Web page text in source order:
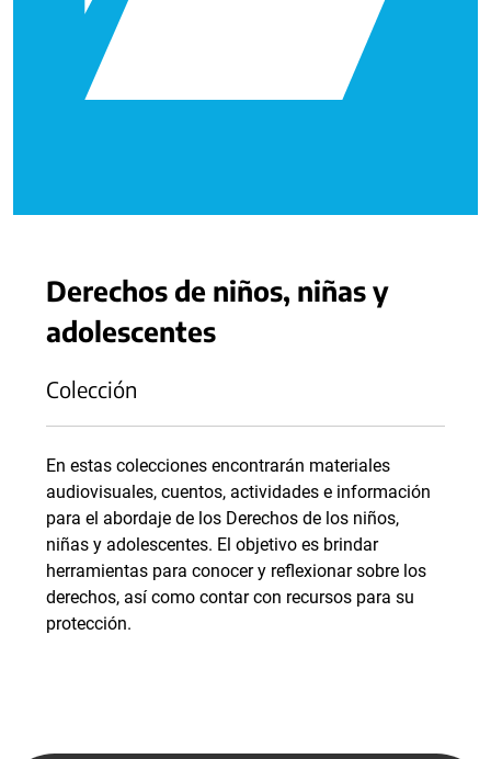
Derechos de niños, niñas y
adolescentes
Colección
En estas colecciones encontrarán materiales
audiovisuales, cuentos, actividades e información
para el abordaje de los Derechos de los niños,
niñas y adolescentes. El objetivo es brindar
herramientas para conocer y reflexionar sobre los
derechos, así como contar con recursos para su
protección.